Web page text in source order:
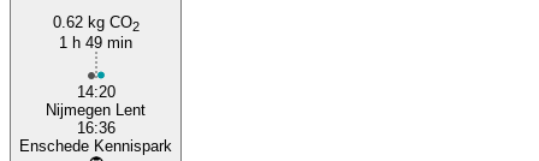
0.62 kg CO2
1 h 49 min
14:20
Nijmegen Lent
16:36
Enschede Kennispark